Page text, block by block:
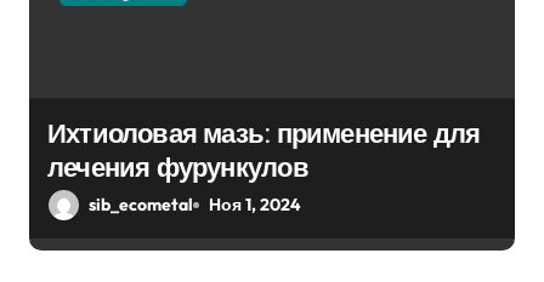
я
м
Ихтиоловая мазь: применение для
лечения фурункулов
sib_ecometal Ноя 1, 2024